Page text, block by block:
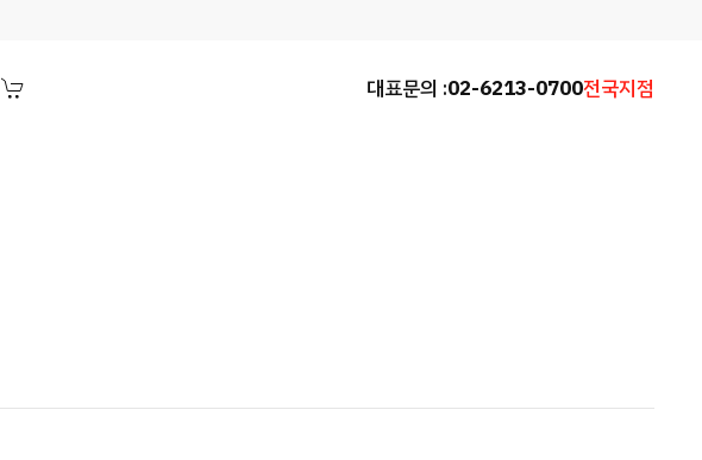
대표문의 :02-6213-0700전국지점